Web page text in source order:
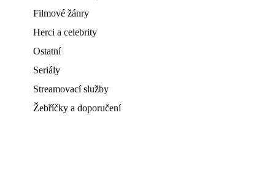
Filmové žánry
Herci a celebrity
Ostatní
Seriály
Streamovací služby
Žebříčky a doporučení